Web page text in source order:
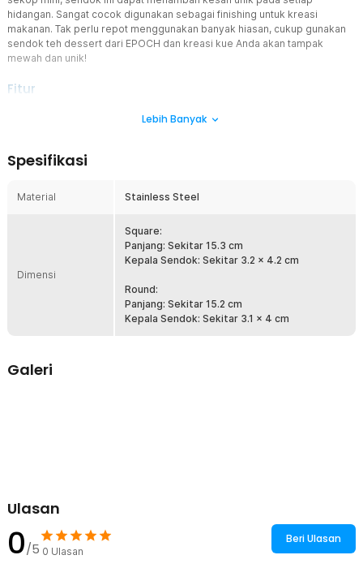
hidangan. Sangat cocok digunakan sebagai finishing untuk kreasi
makanan. Tak perlu repot menggunakan banyak hiasan, cukup gunakan
sendok teh dessert dari EPOCH dan kreasi kue Anda akan tampak
mewah dan unik!
Fitur
yang unik. Meski bentuknya tidak biasa, kilau dari sendok teh ini
mewah.
Sendok teh dessert ini sangat cocok untuk Anda yang ingin
menikmati hidangan penutup. Ukurannya yang kecil juga sangat pas
digunakan untuk mengaduk teh atau kopi. Gunakan sendok ini untuk
meningkatkan pengalaman Anda menikmati teh!
Material Kualitas Terbaik
Sendok teh dessert dari EPOCH terbuat dari material stainless
steel kualitas terbaik sehingga tidak mudah berkarat. Aman
kilau sendok teh dessert ini tidak mudah pudar.
Rincian yang Anda dapatkan untuk pembelian produk ini:
1 x EPOCH Sendok Teh Dessert Sekop Spoon Stainless Steel -
LXY550
Lebih Banyak
Spesifikasi
Material Stainless Steel
Dimensi
Square:
Panjang: Sekitar 15.3 cm
Kepala Sendok: Sekitar 3.2 x 4.2 cm
Round:
Panjang: Sekitar 15.2 cm
Kepala Sendok: Sekitar 3.1 x 4 cm
Galeri
Ulasan
0/5 0 Ulasan
Beri Ulasan